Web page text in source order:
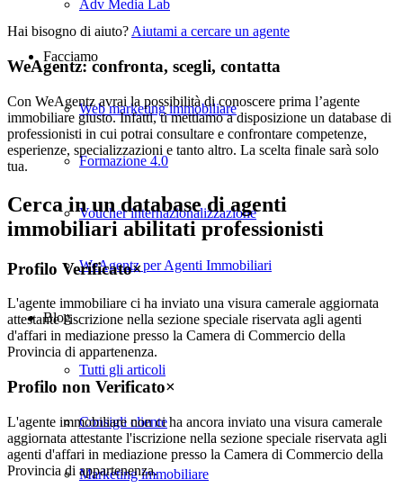
Adv Media Lab
Facciamo
Web marketing immobiliare
Formazione 4.0
Voucher internazionalizzazione
WeAgentz per Agenti Immobiliari
Blog
Tutti gli articoli
Consigli cliente
Marketing immobiliare
Hai bisogno di aiuto? Aiutami a cercare un agente
WeAgentz: confronta, scegli, contatta
Con WeAgentz avrai la possibilità di conoscere prima l’agente
immobiliare giusto. Infatti, ti mettiamo a disposizione un database di
professionisti in cui potrai consultare e confrontare competenze,
esperienze, specializzazioni e tanto altro. La scelta finale sarà solo
tua.
Cerca in un database di agenti
immobiliari abilitati professionisti
Profilo Verificato×
L'agente immobiliare ci ha inviato una visura camerale aggiornata
attestante l'iscrizione nella sezione speciale riservata agli agenti
d'affari in mediazione presso la Camera di Commercio della
Provincia di appartenenza.
Profilo non Verificato×
L'agente immobiliare non ci ha ancora inviato una visura camerale
aggiornata attestante l'iscrizione nella sezione speciale riservata agli
agenti d'affari in mediazione presso la Camera di Commercio della
Provincia di appartenenza.